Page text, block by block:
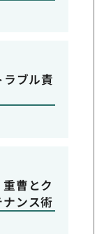
ブル責
曹とク
ンス術